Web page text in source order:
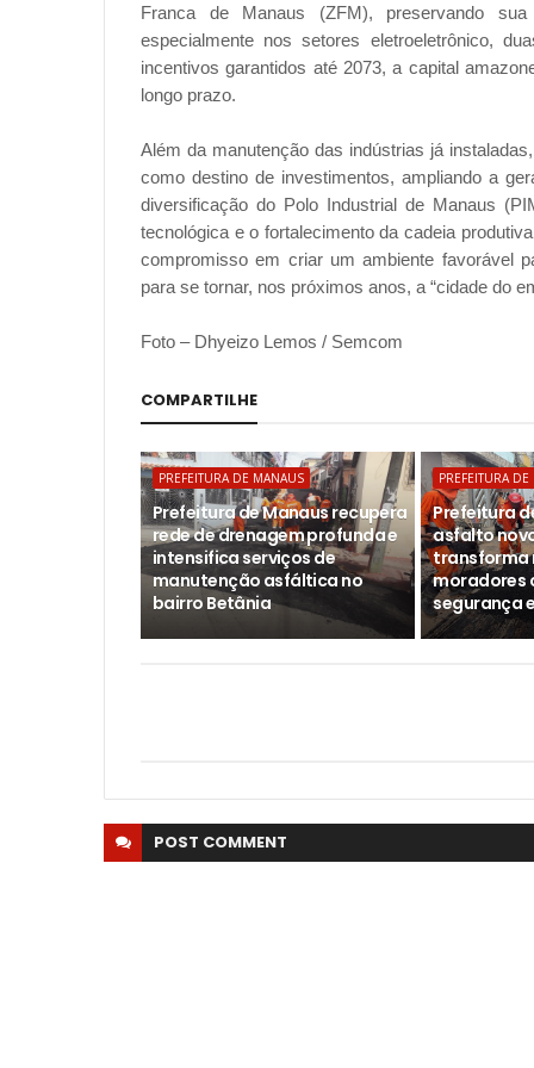
Franca de Manaus (ZFM), preservando
especialmente nos setores eletroeletrônico,
incentivos garantidos até 2073, a capital
longo prazo.
Além da manutenção das indústrias já
como destino de investimentos, ampliando a
diversificação do Polo Industrial de Manaus
tecnológica e o fortalecimento da cadeia
compromisso em criar um ambiente favorável
para se tornar, nos próximos anos, a “cidade do
Foto – Dhyeizo Lemos / Semcom
COMPARTILHE
PREFEITURA DE MANAUS
Prefeitura de Manaus recupera
rede de drenagem profunda e
intensifica serviços de
manutenção asfáltica no
bairro Betânia
PREFEITURA
Prefeitura
asfalto
transforma
moradores
segurança
POST COMMENT